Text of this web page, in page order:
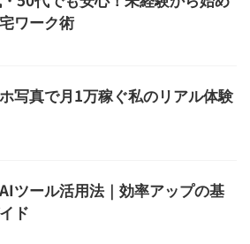
ワーク術
写真で月1万稼ぐ私のリアル体験
ツール活用法｜効率アップの基
ド